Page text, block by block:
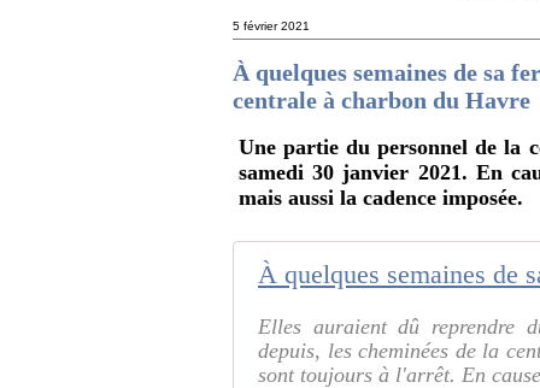
5 février 2021
À quelques semaines de sa
centrale à charbon du Havre
Une partie du personnel de la
samedi 30 janvier 2021. En
mais aussi la cadence imposée.
Elles auraient dû reprendre
depuis, les cheminées de la
sont toujours à l'arrêt. En